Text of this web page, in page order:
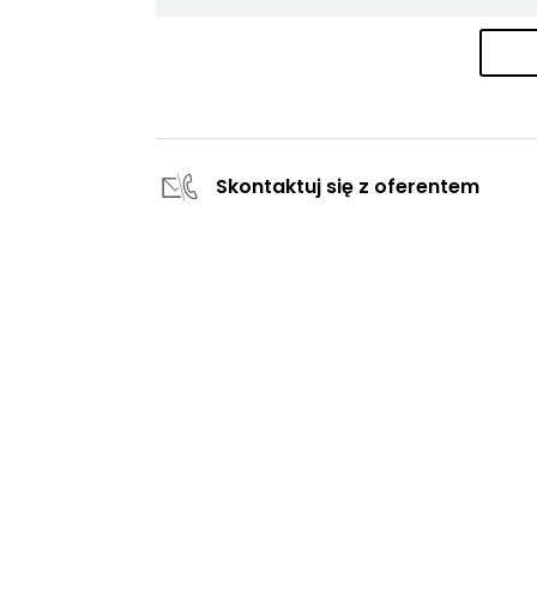
Skontaktuj się z oferentem